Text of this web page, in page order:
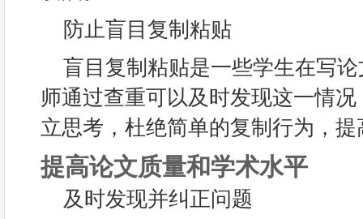
防止盲目复制粘贴
盲目复制粘贴是一些学生在写
师通过查重可以及时发现这一情
立思考，杜绝简单的复制行为，
提高论文质量和学术水平
及时发现并纠正问题